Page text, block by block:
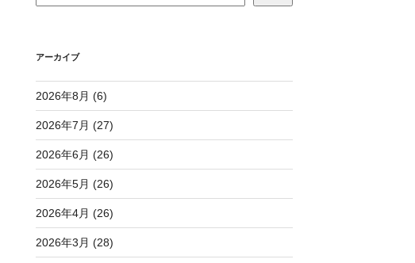
アーカイブ
2026年8月 (6)
2026年7月 (27)
2026年6月 (26)
2026年5月 (26)
2026年4月 (26)
2026年3月 (28)